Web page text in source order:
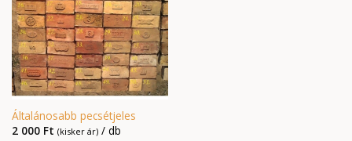
Általánosabb pecsétjeles
2 000 Ft (kisker ár)/ db